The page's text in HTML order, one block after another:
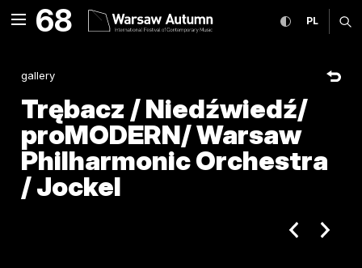
Trębacz / Niedźwiedź/
expand menu
MENU68 toggle high
PL
gallery
Trębacz / Niedźwiedź/
proMODERN/ Warsaw
Philharmonic Orchestra
/ Jockel
poprzedni